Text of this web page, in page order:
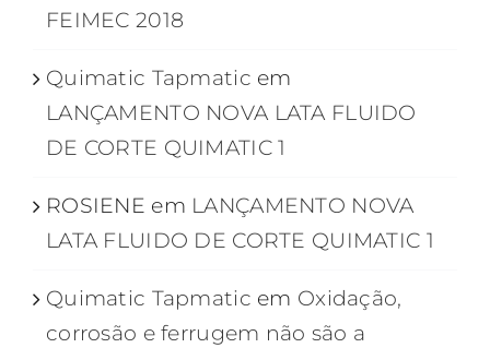
FEIMEC 2018
Quimatic Tapmatic em
LANÇAMENTO NOVA LATA FLUIDO
DE CORTE QUIMATIC 1
ROSIENE em LANÇAMENTO NOVA
LATA FLUIDO DE CORTE QUIMATIC 1
Quimatic Tapmatic em Oxidação,
corrosão e ferrugem não são a